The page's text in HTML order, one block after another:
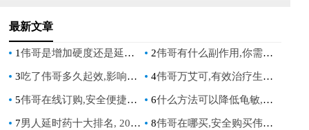
最新文章
1伟哥是增加硬度还是延长时间_伟哥增加硬度还是延长时间 2伟哥有什么副作用,你需要了解的常见不良反应与安全使用指南
3吃了伟哥多久起效,影响因素与最佳服用时间解析 4伟哥万艾可,有效治疗生活质量
5伟哥在线订购,安全便捷的男性健康解决方案 6什么方法可以降低龟敏,科学有效的**敏感度降低技巧分享
7男人延时药十大排名, 2023年最有效的男性延时产品排行榜单 8伟哥在哪买,安全购买伟哥的正规渠道指南